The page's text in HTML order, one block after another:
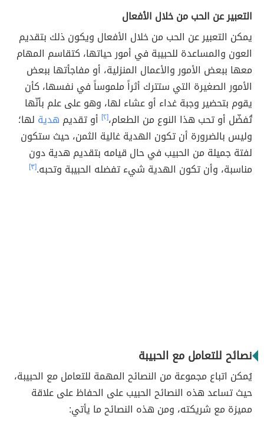
التعبير عن الحب من خلال الأفعال
يمكن التعبير عن الحب من خلال الأفعال ويكون ذلك بتقديم
العون والمساعدة للحبيبة في أمور حياتها، كتقاسم المهام
معها ببعض الأمور والأعمال المنزلية، أو مفاجأتها ببعض
الأمور الصغيرة التي ستترك أثراً ملموساً في نفسها، كأن
يقوم بتحضير وجبة غداء أو عشاء لها، وهو على علم بأنّها
تُفضّل أو تحب هذا النوع من الطعام،[٢] أو تقديم هدية لها؛
وليس بالضرورة أن تكون الهدية غالية الثمن، حيث ستكون
لفتة جميلة من الحبيب في حال قيامه بتقديم هدية دون
مناسبة، وأن تكون الهدية شيء تفضله الحبيبة وتحبه.[٣]
نصائح للتعامل مع الحبيبة
يُمكن اتباع مجموعة من النصائح المهمة للتعامل مع الحبيبة،
حيث تساعد هذه النصائح الحبيب على الحفاظ على علاقة
مميزة مع شريكته، ومن هذه النصائح ما يأتي: